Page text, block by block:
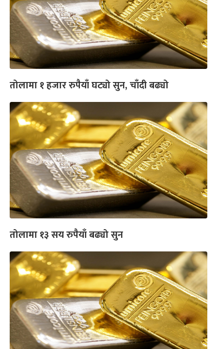
तोलामा १ हजार रुपैयाँ घट्यो सुन, चाँदी बढ्यो
तोलामा १३ सय रुपैयाँ बढ्यो सुन